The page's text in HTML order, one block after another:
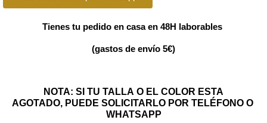
Tienes tu pedido en casa en 48H laborables
(gastos de envío 5€)
NOTA: SI TU TALLA O EL COLOR ESTA
AGOTADO, PUEDE SOLICITARLO POR TELÉFONO O
WHATSAPP